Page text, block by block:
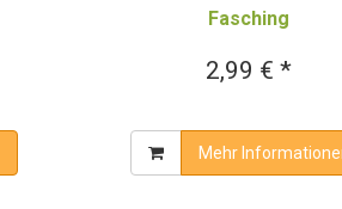
Fasching
2,99 € *
Mehr